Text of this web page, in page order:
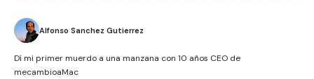
Alfonso Sanchez Gutierrez
Dí mi primer muerdo a una manzana con 10 años CEO de
mecambioaMac